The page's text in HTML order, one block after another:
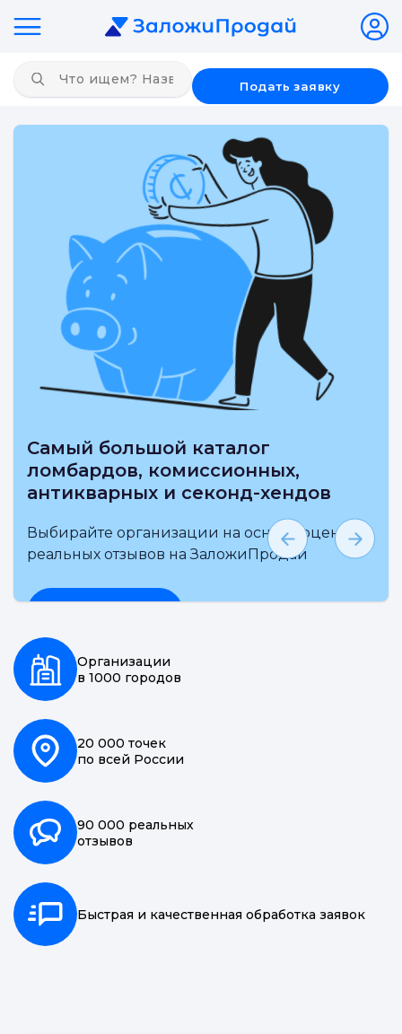
Подать заявку
Самый большой каталог
ломбардов, комиссионных,
антикварных и секонд-хендов
Выбирайте организации на основе оценки и
реальных отзывов на ЗаложиПродай
Организации
в 1000 городов
20 000 точек
по всей России
90 000 реальных
отзывов
Быстрая и качественная обработка заявок